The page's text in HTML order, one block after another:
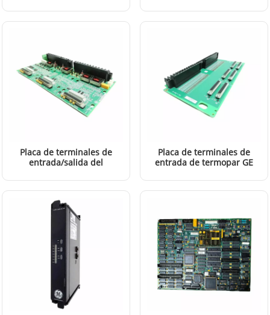
LEER MÁS LEER MÁS
Placa de terminales de
entrada/salida del
IS200TSVCH1A
LEER MÁS
Placa de terminales de
entrada de termopar GE
LEER MÁS